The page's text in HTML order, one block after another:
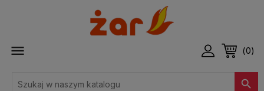
 (0)
